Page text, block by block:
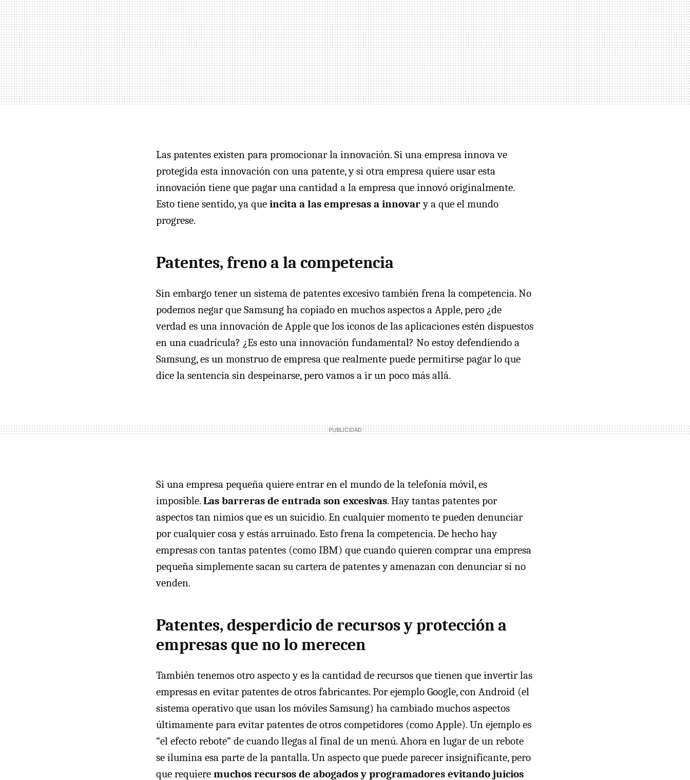
Las patentes existen para promocionar la innovación. Si una empresa innova ve
protegida esta innovación con una patente, y si otra empresa quiere usar esta
innovación tiene que pagar una cantidad a la empresa que innovó originalmente.
Esto tiene sentido, ya que incita a las empresas a innovary a que el mundo
progrese.
Patentes, freno a la competencia
Sin embargo tener un sistema de patentes excesivo también frena la competencia. No
podemos negar que Samsung ha copiado en muchos aspectos a Apple, pero ¿de
verdad es una innovación de Apple que los iconos de las aplicaciones estén dispuestos
en una cuadrícula? ¿Es esto una innovación fundamental? No estoy defendiendo a
Samsung, es un monstruo de empresa que realmente puede permitirse pagar lo que
dice la sentencia sin despeinarse, pero vamos a ir un poco más allá.
Si una empresa pequeña quiere entrar en el mundo de la telefonía móvil, es
imposible.Las barreras de entrada son excesivas. Hay tantas patentes por
aspectos tan nimios que es un suicidio. En cualquier momento te pueden denunciar
por cualquier cosa y estás arruinado. Esto frena la competencia. De hecho hay
empresas con tantas patentes (como IBM) que cuando quieren comprar una empresa
pequeña simplemente sacan su cartera de patentes y amenazan con denunciar si no
venden.
Patentes, desperdicio de recursos y protección a
empresas que no lo merecen
También tenemos otro aspecto y es la cantidad de recursos que tienen que invertir las
empresas en evitar patentes de otros fabricantes. Por ejemplo Google, con Android (el
sistema operativo que usan los móviles Samsung) ha cambiado muchos aspectos
últimamente para evitar patentes de otros competidores (como Apple). Un ejemplo es
“el efecto rebote” de cuando llegas al final de un menú. Ahora en lugar de un rebote
se ilumina esa parte de la pantalla. Un aspecto que puede parecer insignificante, pero
que requiere muchos recursos de abogados y programadores evitando juicios